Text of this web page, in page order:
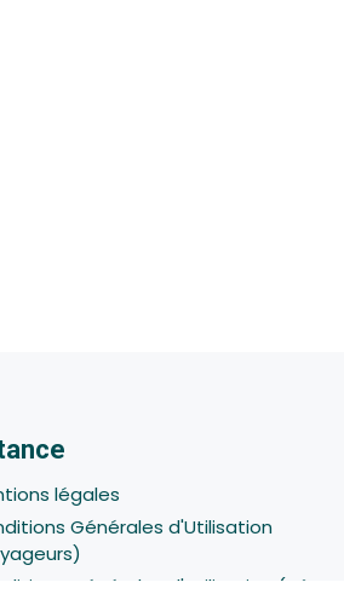
légales
Générales d'Utilisation
Générales d'Utilisation (Hôtes -